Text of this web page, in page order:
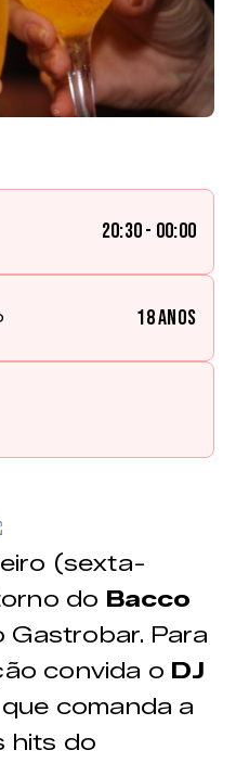
20:30 - 00:00
18 anos
(sexta-
do Bacco
Gastrobar. Para
convida o DJ
que comanda a
hits do